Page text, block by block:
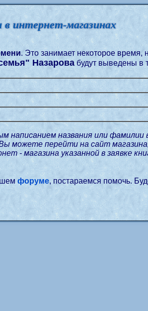
в интернет-магазинах
. Это занимает некоторое время,
Назаровабудут выведены в
названия или фамилии
можете перейти на сайт
- магазина указанной в заявке
форуме, постараемся помочь.